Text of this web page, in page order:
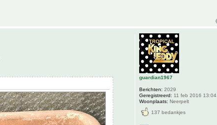
guardian1967
Berichten: 2029
Geregistreerd: 11 feb 2016 13:04
Woonplaats: Neerpelt
137 bedankjes